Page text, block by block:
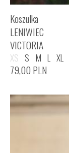
Koszulka
LENIWIEC
VICTORIA
XS S M L XL
79,00 PLN